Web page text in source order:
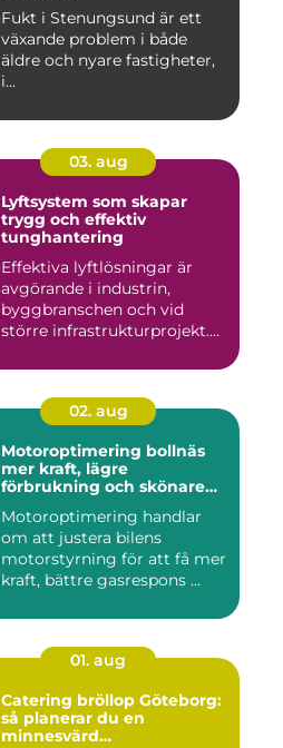
Fukt i Stenungsund är ett
växande problem i både
äldre och nyare fastigheter,
i...
03. aug
Lyftsystem som skapar
trygg och effektiv
tunghantering
Effektiva lyftlösningar är
avgörande i industrin,
byggbranschen och vid
större infrastrukturprojekt....
02. aug
Motoroptimering bollnäs
mer kraft, lägre
förbrukning och skönare
Motoroptimering handlar
om att justera bilens
motorstyrning för att få mer
kraft, bättre gasrespons ...
01. aug
Catering bröllop Göteborg:
så planerar du en
minnesvärd